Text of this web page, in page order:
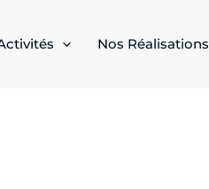
Nos Réalisations